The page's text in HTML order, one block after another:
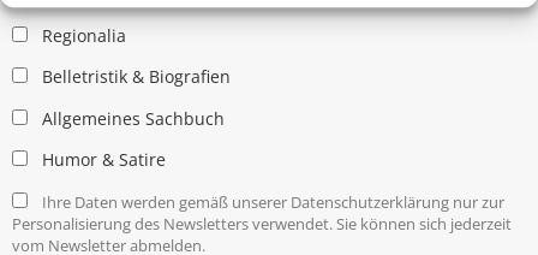
Regionalia
Belletristik & Biografien
Allgemeines Sachbuch
Humor & Satire
Ihre Daten werden gemäß unserer Datenschutzerklärung nur zur
Personalisierung des Newsletters verwendet. Sie können sich jederzeit
vom Newsletter abmelden.